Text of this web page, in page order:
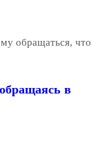
обращаться, что
в